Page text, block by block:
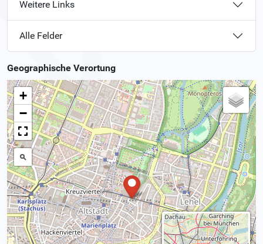
Weitere Links
Alle Felder
Geographische Verortung
+
−